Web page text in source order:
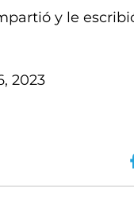
y le
2023